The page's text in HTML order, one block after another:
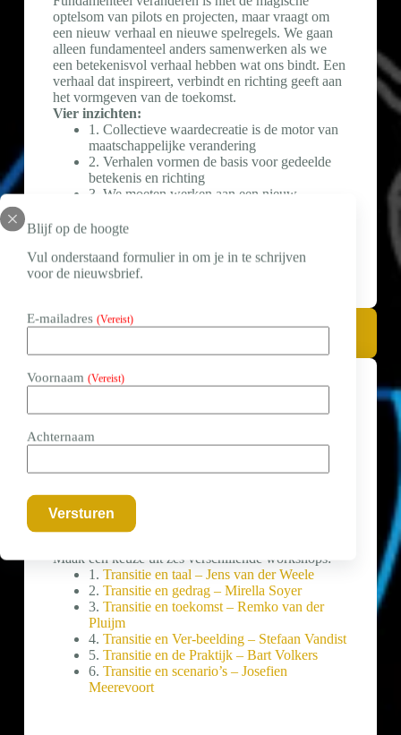
Blijf op de hoogte
Vul onderstaand formulier in om je in te schrijven
voor de nieuwsbrief.
E-mailadres (Vereist)
Voornaam (Vereist)
Achternaam
optelsom van pilots en projecten, maar vraagt om
een nieuw verhaal en nieuwe spelregels. We gaan
alleen fundamenteel anders samenwerken als we
een betekenisvol verhaal hebben wat ons bindt. Een
verhaal dat inspireert, verbindt en richting geeft aan
het vormgeven van de toekomst.
Vier inzichten:
1. Collectieve waardecreatie is de motor van
maatschappelijke verandering
2. Verhalen vormen de basis voor gedeelde
betekenis en richting
3. We moeten werken aan een nieuw
4. Transitie is alleen succesvol
14.45 -15.15 Pauze met bezoek aan posterexpositie De
Workshopronde
15.15 – 16.00 uur
Maak een keuze uit zes verschillende workshops:
1. Transitie en taal – Jens van der Weele
2. Transitie en gedrag – Mirella Soyer
3. Transitie en toekomst – Remko van der
Pluijm
4. Transitie en Ver-beelding – Stefaan Vandist
5. Transitie en de Praktijk – Bart Volkers
6. Transitie en scenario’s – Josefien
Meerevoort